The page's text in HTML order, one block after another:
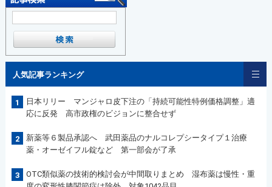
人気記事ランキング
1
日本リリー マンジャロ皮下注の「持続可能性特例価格調整」適
応に反発 高市政権のビジョンに整合せず
2
新薬等６製品承認へ 武田薬品のナルコレプシータイプ１治療
薬・オーゼイフル錠など 第一部会が了承
3
OTC類似薬の技術的検討会が中間取りまとめ 湿布薬は慢性・重